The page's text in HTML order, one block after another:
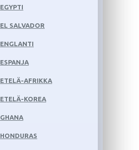
EGYPTI
EL SALVADOR
ENGLANTI
ESPANJA
ETELÄ-AFRIKKA
ETELÄ-KOREA
GHANA
HONDURAS